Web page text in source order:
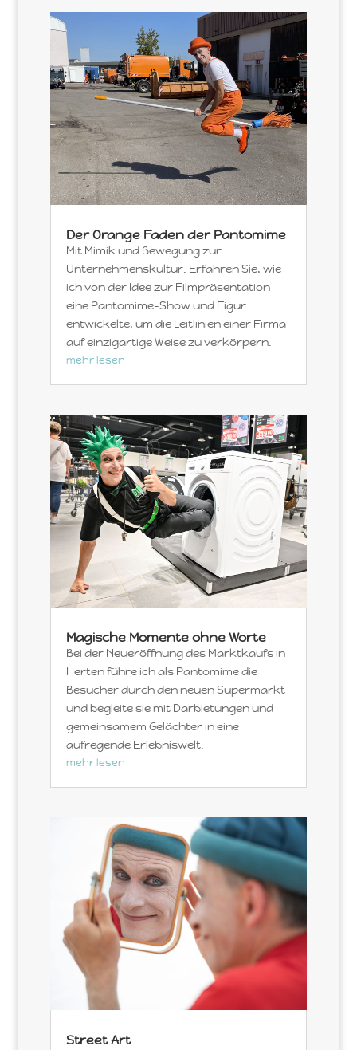
Der Orange Faden der Pantomime
Mit Mimik und Bewegung zur
Unternehmenskultur: Erfahren Sie, wie
ich von der Idee zur Filmpräsentation
eine Pantomime-Show und Figur
entwickelte, um die Leitlinien einer Firma
auf einzigartige Weise zu verkörpern.
mehr lesen
Magische Momente ohne Worte
Bei der Neueröffnung des Marktkaufs in
Herten führe ich als Pantomime die
Besucher durch den neuen Supermarkt
und begleite sie mit Darbietungen und
gemeinsamem Gelächter in eine
aufregende Erlebniswelt.
mehr lesen
Street Art